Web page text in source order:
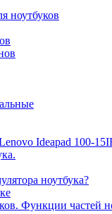
ноутбуков
Ideapad 100-
ноутбука?
Функции частей